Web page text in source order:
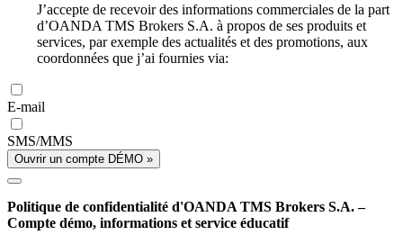
J’accepte de recevoir des informations commerciales de la part
d’OANDA TMS Brokers S.A. à propos de ses produits et
services, par exemple des actualités et des promotions, aux
coordonnées que j’ai fournies via:
E-mail
SMS/MMS
Ouvrir un compte DÉMO »
Politique de confidentialité d'OANDA TMS Brokers S.A. –
Compte démo, informations et service éducatif